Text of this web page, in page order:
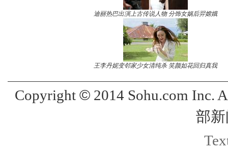
迪丽热巴出演上古传说人物 分饰女娲后羿嫦娥
王李丹妮变邻家少女清纯杀 笑颜如花回归真我
Copyright ©2014 Sohu.com Inc.
部